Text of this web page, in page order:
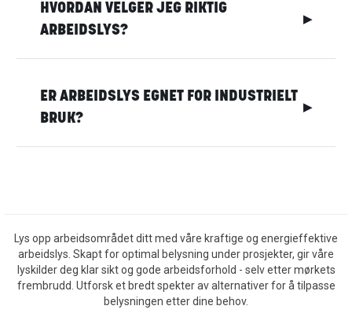
HVORDAN VELGER JEG RIKTIG
ARBEIDSLYS?
▶
ER ARBEIDSLYS EGNET FOR INDUSTRIELT
BRUK?
▶
Lys opp arbeidsområdet ditt med våre kraftige og energieffektive
arbeidslys. Skapt for optimal belysning under prosjekter, gir våre
lyskilder deg klar sikt og gode arbeidsforhold - selv etter mørkets
frembrudd. Utforsk et bredt spekter av alternativer for å tilpasse
belysningen etter dine behov.